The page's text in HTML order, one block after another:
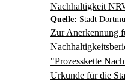
Nachhaltigkeit
Quelle: Stadt
Zur Anerkennung
"Prozesskette
Urkunde für die